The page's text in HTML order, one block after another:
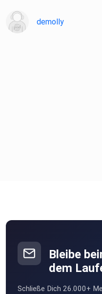
demolly
Bleibe
dem
Schließe Dich 26.000+